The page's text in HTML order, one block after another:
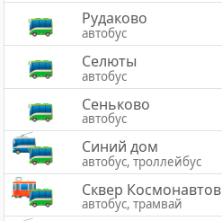
Рудаково
автобус
Селюты
автобус
Сеньково
автобус
Синий дом
автобус, троллейбус
Сквер Космонавтов
автобус, трамвай